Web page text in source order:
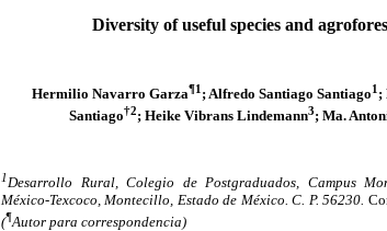
Diversity of useful species and
Hermilio Navarro Garza¶1 ; Alfredo Santiago Santiago1 ;
Santiago†2; Heike Vibrans Lindemann3; Ma.
1Desarrollo Rural, Colegio de Postgraduados, Campus
México-Texcoco, Montecillo, Estado de México. C. P. 56230.
(¶Autor para correspondencia)